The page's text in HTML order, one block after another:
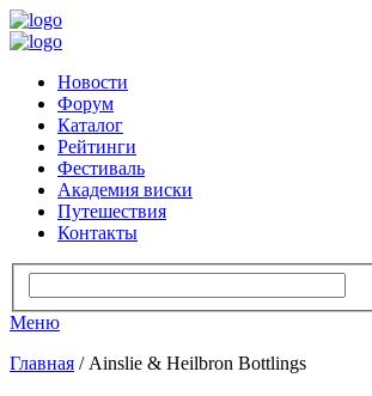
Новости
Форум
Каталог
Рейтинги
Фестиваль
Академия виски
Путешествия
Контакты
Меню
Главная / Ainslie & Heilbron Bottlings